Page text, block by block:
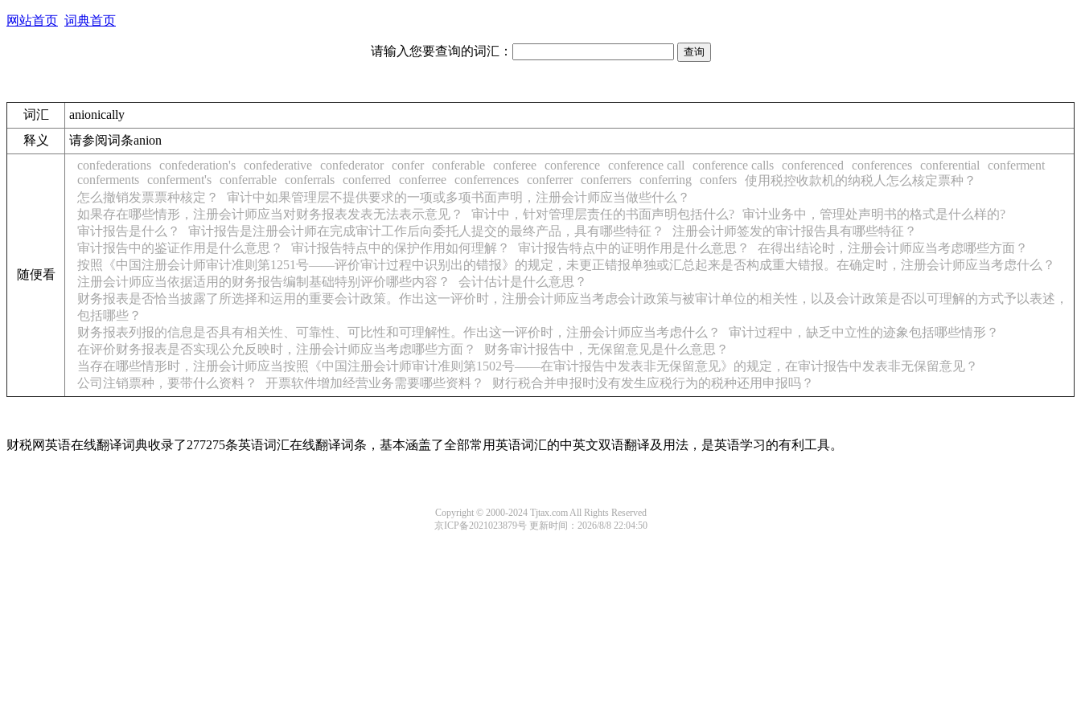
网站首页 词典首页
请输入您要查询的词汇：
词汇
anionically
释义
请参阅词条anion
随便看
confederations confederation's confederative confederator confer conferable conferee conference conference call conference calls conferenced conferences conferential
conferment
conferments conferment's conferrable conferrals conferred conferree conferrences conferrer conferrers conferring confers 使用税控收款机的纳税人怎么核定票种？
怎么撤销发票票种核定？
审计中如果管理层不提供要求的一项或多项书面声明，注册会计师应当做些什么？
如果存在哪些情形，注册会计师应当对财务报表发表无法表示意见？
审计中，针对管理层责任的书面声明包括什么? 审计业务中，管理处声明书的格式是什么样的?
审计报告是什么？
审计报告是注册会计师在完成审计工作后向委托人提交的最终产品，具有哪些特征？
注册会计师签发的审计报告具有哪些特征？
审计报告中的鉴证作用是什么意思？
审计报告特点中的保护作用如何理解？ 审计报告特点中的证明作用是什么意思？
在得出结论时，注册会计师应当考虑哪些方面？
按照《中国注册会计师审计准则第1251号——评价审计过程中识别出的错报》的规定，未更正错报单独或汇总起来是否构成重大错报。在确定时，注册会计师应当考虑什么？
注册会计师应当依据适用的财务报告编制基础特别评价哪些内容？
会计估计是什么意思？
财务报表是否恰当披露了所选择和运用的重要会计政策。作出这一评价时，注册会计师应当考虑会计政策与被审计单位的相关性，以及会计政策是否以可理解的方式予以表述，
包括哪些？
财务报表列报的信息是否具有相关性、可靠性、可比性和可理解性。作出这一评价时，注册会计师应当考虑什么？
审计过程中，缺乏中立性的迹象包括哪些情形？
在评价财务报表是否实现公允反映时，注册会计师应当考虑哪些方面？
财务审计报告中，无保留意见是什么意思？
当存在哪些情形时，注册会计师应当按照《中国注册会计师审计准则第1502号——在审计报告中发表非无保留意见》的规定，在审计报告中发表非无保留意见？
公司注销票种，要带什么资料？
开票软件增加经营业务需要哪些资料？ 财行税合并申报时没有发生应税行为的税种还用申报吗？
财税网英语在线翻译词典收录了277275条英语词汇在线翻译词条，基本涵盖了全部常用英语词汇的中英文双语翻译及用法，是英语学习的有利工具。
Copyright © 2000-2024 Tjtax.com All Rights Reserved
京ICP备2021023879号更新时间：2026/8/8 22:04:50